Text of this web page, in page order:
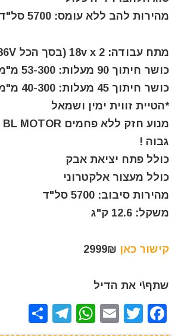
מהירות להב ללא עומס: 5700 סל"ד
מתח עבודה: 2 18v x (בסך הכל 36V)
כושר חיתוך 90 מעלות: 53-300 מ"מ
כושר חיתוך 45 מעלות: 40-300 מ"מ
*הטיית זווית ימין ושמאל
גבוה !
כולל פתח יציאת אבק
כולל מעצור אלקטרוני
מהירות סיבוב: 5700 סל"ד
משקל: 12.6 ק"ג
קישור כאן
שתף\י את הדיל
F
T
E
W
T